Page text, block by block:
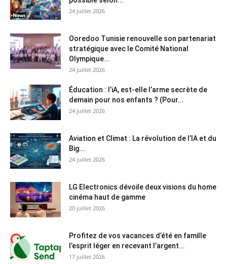
24 juillet 2026
Ooredoo Tunisie renouvelle son partenariat
stratégique avec le Comité National
Olympique...
24 juillet 2026
Éducation : l’iA, est-elle l’arme secrète de
demain pour nos enfants ? (Pour...
24 juillet 2026
Aviation et Climat : La révolution de l’IA et du
Big...
24 juillet 2026
LG Electronics dévoile deux visions du home
cinéma haut de gamme
20 juillet 2026
Profitez de vos vacances d’été en famille
l’esprit léger en recevant l’argent...
17 juillet 2026